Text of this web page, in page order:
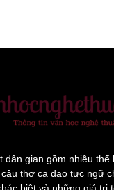
dân gian gồm nhiều thể
thơ ca dao tực ngữ
biệt và những giá trị